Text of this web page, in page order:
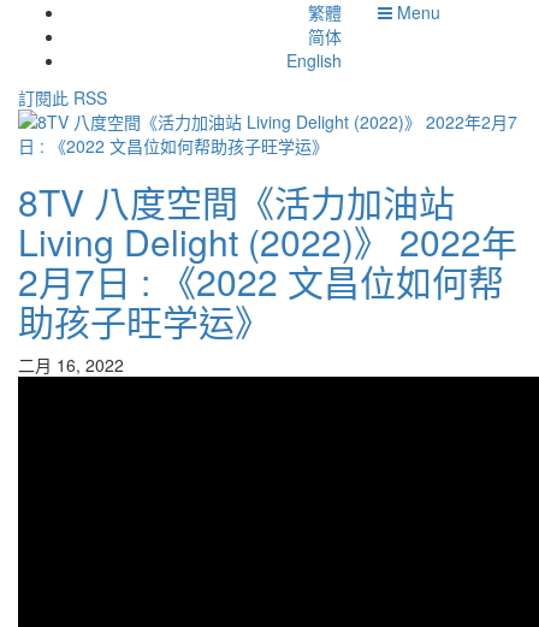
繁體
简体
English
Menu
訂閱此 RSS
8TV 八度空間《活力加油站
Living Delight (2022)》 2022年
2月7日 : 《2022 文昌位如何帮
助孩子旺学运》
二月 16, 2022